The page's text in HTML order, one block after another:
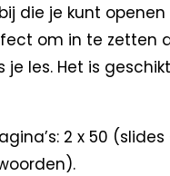
die je kunt
om in te zetten
je les. Het is
2 x 50 (slides